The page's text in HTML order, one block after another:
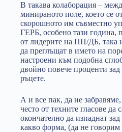
В такава колаборация –
минираното поле, което се
скорошното им съвместно
ГЕРБ, особено тази година,
от лидерите на ПП/ДБ, така
да преглъщат в името на
настроени към подобна
двойно повече проценти
ръцете.
А и все пак, да не
често от техните гласове
окончателно да изпаднат
какво форма, (да не